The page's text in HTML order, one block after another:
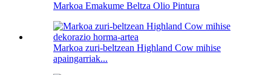
Markoa Emakume Beltza Olio Pintura
Markoa zuri-beltzean Highland Cow mihise
apaingarriak...